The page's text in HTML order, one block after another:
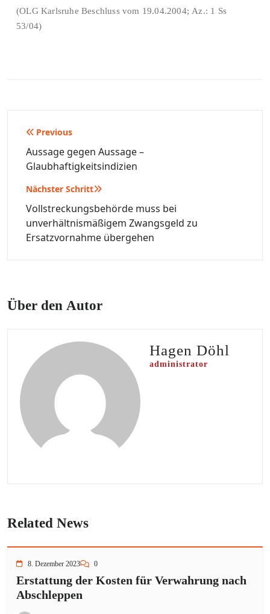
(OLG Karlsruhe Beschluss vom 19.04.2004; Az.: 1 Ss
53/04)
Beitragsnavigation
Previous
Aussage gegen Aussage –
Glaubhaftigkeitsindizien
Nächster Schritt
Vollstreckungsbehörde muss bei
unverhältnismäßigem Zwangsgeld zu
Ersatzvornahme übergehen
Über den Autor
Hagen Döhl
administrator
Related News
8. Dezember 2023 0
Erstattung der Kosten für Verwahrung nach
Abschleppen